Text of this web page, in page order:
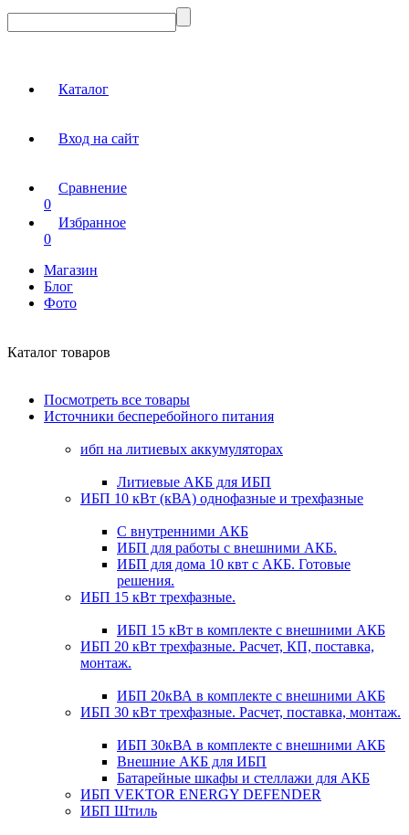
Каталог
Вход на сайт
Сравнение
0
Избранное
0
Магазин
Блог
Фото
Каталог товаров
Посмотреть все товары
Источники бесперебойного питания
ибп на литиевых аккумуляторах
Литиевые АКБ для ИБП
ИБП 10 кВт (кВА) однофазные и трехфазные
С внутренними АКБ
ИБП для работы с внешними АКБ.
ИБП для дома 10 квт с АКБ. Готовые
решения.
ИБП 15 кВт трехфазные.
ИБП 15 кВт в комплекте с внешними АКБ
ИБП 20 кВт трехфазные. Расчет, КП, поставка,
монтаж.
ИБП 20кВА в комплекте с внешними АКБ
ИБП 30 кВт трехфазные. Расчет, поставка, монтаж.
ИБП 30кВА в комплекте с внешними АКБ
Внешние АКБ для ИБП
Батарейные шкафы и стеллажи для АКБ
ИБП VEKTOR ENERGY DEFENDER
ИБП Штиль